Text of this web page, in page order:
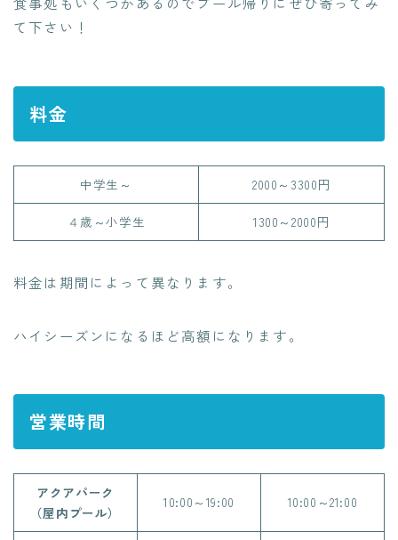
て下さい！
料金
中学生～ 2000～3300円
４歳～小学生 1300～2000円
料金は期間によって異なります。
ハイシーズンになるほど高額になります。
営業時間
アクアパーク
（屋内プール）
10:00～19:00 10:00～21:00